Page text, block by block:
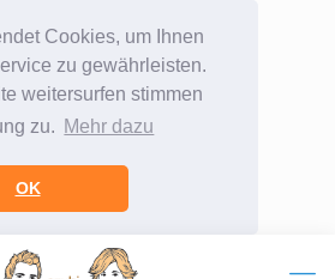
Cookies, um Ihnen
zu gewährleisten.
weitersurfen stimmen
zu. Mehr dazu
OK